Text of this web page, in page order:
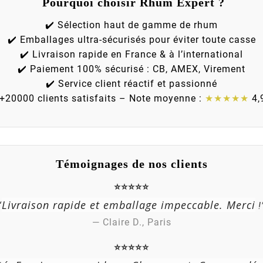
✔️ Sélection haut de gamme de rhum
✔️ Emballages ultra-sécurisés pour éviter toute casse
✔️ Livraison rapide en France & à l’international
✔️ Paiement 100% sécurisé : CB, AMEX, Virement
✔️ Service client réactif et passionné
clients satisfaits – Note moyenne : ★★★★★
Témoignages de nos clients
⭐⭐⭐⭐⭐
Livraison rapide et emballage impeccable. Merci
— Claire D., Paris
⭐⭐⭐⭐⭐